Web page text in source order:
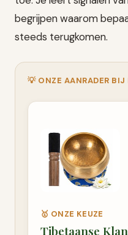
begrijpen waarom
steeds terugkomen.
💡 ONZE AANRADER BIJ
🥇 ONZE KEUZE
Tibetaanse